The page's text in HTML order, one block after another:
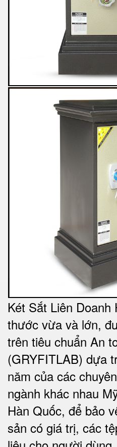
Két Sắt Liên
thước vừa và lớn,
trên tiêu chuẩn An
(GRYFITLAB) dựa
năm của các
ngành khác nhau
Hàn Quốc, để bảo
sản có giá trị, các